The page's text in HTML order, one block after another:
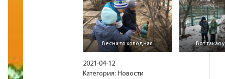
Весна то холодная Вот такая
2021-04-12
Категория: Новости